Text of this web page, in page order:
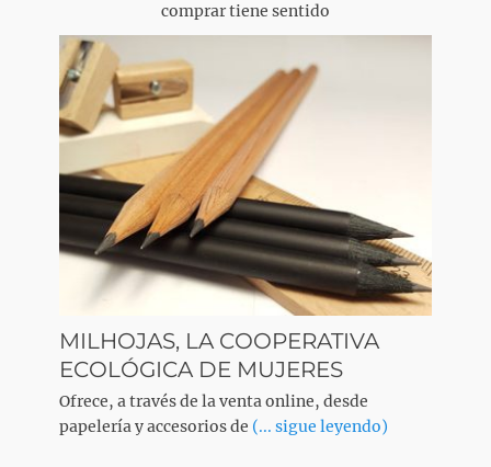
comprar tiene sentido
MILHOJAS, LA COOPERATIVA
ECOLÓGICA DE MUJERES
Ofrece, a través de la venta online, desde
papelería y accesorios de (... sigue leyendo)